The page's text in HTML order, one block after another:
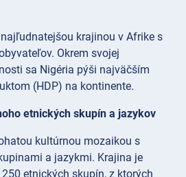
krajinou v Afrike s
Okrem svojej
sa Nigéria pýši najväčším
(HDP) na kontinente.
etnických skupín a jazykov
kultúrnou mozaikou s
a jazykmi. Krajina je
etnických skupín, z ktorých